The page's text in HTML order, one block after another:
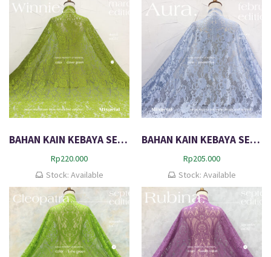
BAHAN KAIN KEBAYA SEMI ITALY WINNIE
Rp220.000
Stock: Available
BAHAN KAIN KEBAYA SEMI PERANCIS AURA
Rp205.000
Stock: Available